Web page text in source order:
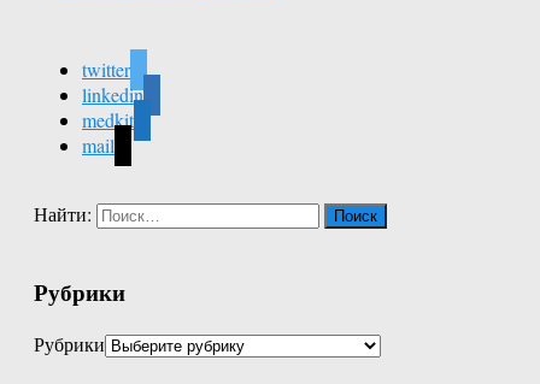
twitter
linkedin
medkit
mail
Найти:
Рубрики
Рубрики